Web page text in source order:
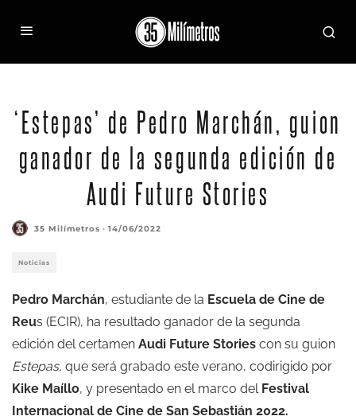
‘Estepas’ de Pedro Marchán, guion
ganador de la segunda edición de
Audi Future Stories
35 Milímetros · 14/06/2022
Noticias
Pedro Marchán, estudiante de la Escuela de Cine de
Reus (ECIR), ha resultado ganador de la segunda
edición del certamen Audi Future Stories con su guion
Estepas, que será grabado este verano, codirigido por
Kike Maíllo, y presentado en el marco delFestival
Internacional de Cine de San Sebastián 2022.